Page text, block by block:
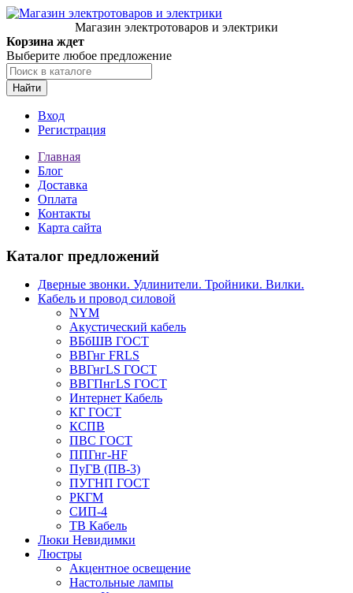
Магазин электротоваров и электрики
Корзина ждет
Выберите любое предложение
Найти
Вход
Регистрация
Главная
Блог
Доставка
Оплата
Контакты
Карта сайта
Каталог предложений
Дверные звонки. Удлинители. Тройники. Вилки.
Кабель и провод силовой
NYM
Акустический кабель
ВБбШВ ГОСТ
ВВГнг FRLS
ВВГнгLS ГОСТ
ВВГПнгLS ГОСТ
Интернет Кабель
КГ ГОСТ
КСПВ
ПВС ГОСТ
ППГнг-HF
ПуГВ (ПВ-3)
ПУГНП ГОСТ
РКГМ
СИП-4
ТВ Кабель
Люки Невидимки
Люстры
Акцентное освещение
Настольные лампы